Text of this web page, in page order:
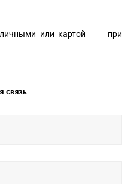
или картой при
связь